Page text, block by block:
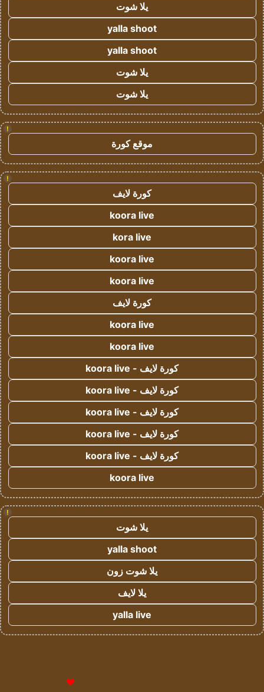
يلا شوت
yalla shoot
yalla shoot
يلا شوت
يلا شوت
!
موقع كورة
!
كورة لايف
koora live
kora live
koora live
koora live
كورة لايف
koora live
koora live
كورة لايف - koora live
كورة لايف - koora live
كورة لايف - koora live
كورة لايف - koora live
كورة لايف - koora live
koora live
!
يلا شوت
yalla shoot
يلا شوت زون
يلا لايف
yalla live